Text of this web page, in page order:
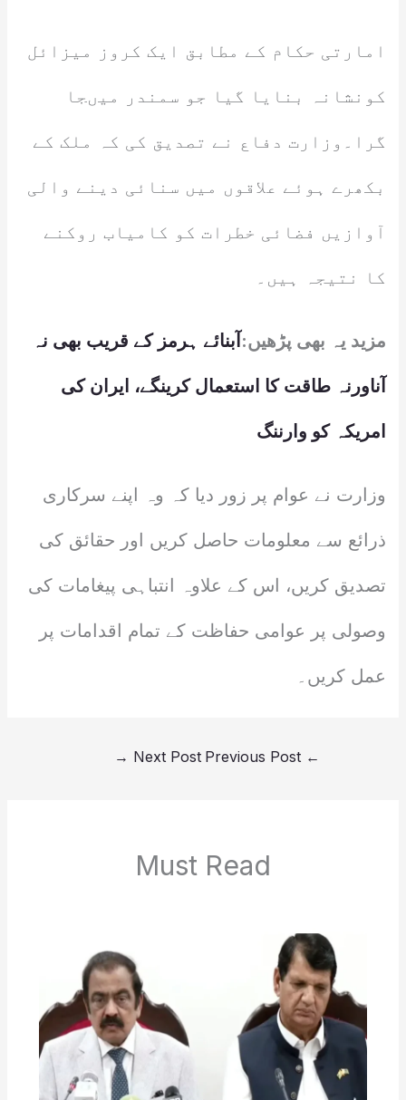
امارتی حکام کے مطابق ایک کروز میزائل
کونشانہ بنایا گیا جو سمندر میںجا
گرا۔وزارت دفاع نے تصدیق کی کہ ملک کے
بکھرے ہوئے علاقوں میں سنائی دینے والی
آوازیں فضائی خطرات کو کامیاب روکنے
کا نتیجہ ہیں۔
مزید یہ بھی پڑھیں: آبنائے ہرمز کے قریب بھی نہ
آناورنہ طاقت کا استعمال کرینگے، ایران کی
امریکہ کو وارننگ
وزارت نے عوام پر زور دیا کہ وہ اپنے سرکاری
ذرائع سے معلومات حاصل کریں اور حقائق کی
تصدیق کریں، اس کے علاوہ انتباہی پیغامات کی
وصولی پر عوامی حفاظت کے تمام اقدامات پر
عمل کریں۔
←
Next Post
→
Must Read